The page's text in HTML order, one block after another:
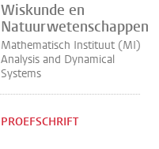
Wiskunde en
Natuurwetenschappen
Mathematisch Instituut (MI)
Analysis and Dynamical
Systems
PROEFSCHRIFT